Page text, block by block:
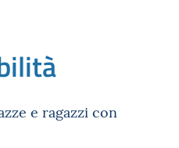
e ragazzi con